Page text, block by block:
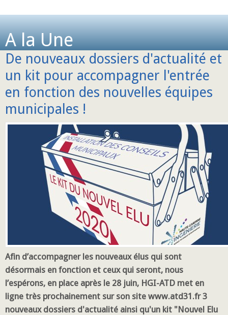
A la Une
De nouveaux dossiers d'actualité et
un kit pour accompagner l'entrée
en fonction des nouvelles équipes
municipales !
Afin d’accompagner les nouveaux élus qui sont
désormais en fonction et ceux qui seront, nous
l’espérons, en place après le 28 juin, HGI-ATD met en
ligne très prochainement sur son site www.atd31.fr 3
nouveaux dossiers d'actualité ainsi qu'un kit "Nouvel Elu